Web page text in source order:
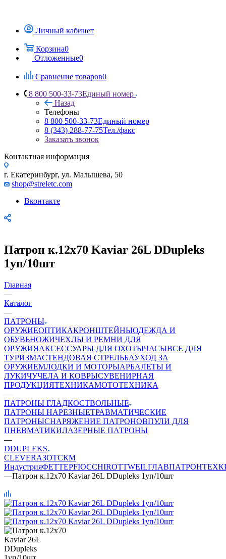
Личный кабинет
Корзина0
Отложенные0
Сравнение товаров0
8 800 500-33-73Единый номер
Назад
Телефоны
8 800 500-33-73Единый номер
8 (343) 288-77-75Тел./факс
Заказать звонок
Контактная информация
г. Екатеринбург, ул. Малышева, 50
shop@streletc.com
Вконтакте
Патрон к.12х70 Kaviar 26L DDupleks
1уп/10шт
Главная
—
Каталог
—
ПАТРОНЫ
ОРУЖИЕОПТИКАКРОНШТЕЙНЫОДЕЖДА И
ОБУВЬНОЖИЧЕХЛЫ И РЕМНИ ДЛЯ
ОРУЖИЯАКСЕССУАРЫ ДЛЯ ОХОТЫЧАСЫВСЕ ДЛЯ
ТУРИЗМАСТЕНДОВАЯ СТРЕЛЬБАУХОД ЗА
ОРУЖИЕМЛОДКИ И МОТОРЫАРБАЛЕТЫ И
ЛУКИЧУЧЕЛА И КОВРЫСУВЕНИРНАЯ
ПРОДУКЦИЯТЕХНИКАМОТОТЕХНИКА
—
ПАТРОНЫ ГЛАДКОСТВОЛЬНЫЕ
ПАТРОНЫ НАРЕЗНЫЕТРАВМАТИЧЕСКИЕ
ПАТРОНЫСНАРЯЖЕНИЕ ПАТРОНОВПУЛИ ДЛЯ
ПНЕВМАТИКИЛАЗЕРНЫЕ ПАТРОНЫ
—
DDUPLEKS
CLEVERАЗОТСКМ
ИндустрияФЕТТЕРFIOCCHIROTTWEILГЛАВПАТРОН
—Патрон к.12х70 Kaviar 26L DDupleks 1уп/10шт